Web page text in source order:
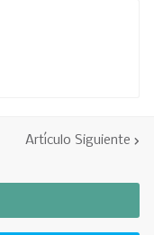
Artículo Siguiente